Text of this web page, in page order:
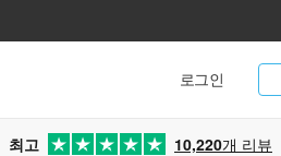
로그인
최고 10,220개 리뷰